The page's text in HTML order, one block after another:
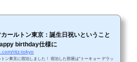
ールトン東京：誕生日祝いということ
birthday仕様に
ritz-tokyo
ン東京に宿泊しました！ 宿泊した部屋は"トーキョー デラッ